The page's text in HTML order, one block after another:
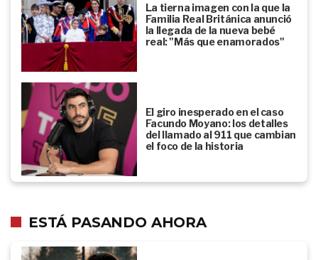
La tierna imagen con la que la
Familia Real Británica anunció
la llegada de la nueva bebé
real: "Más que enamorados"
El giro inesperado en el caso
Facundo Moyano: los detalles
del llamado al 911 que cambian
el foco de la historia
ESTÁ PASANDO AHORA